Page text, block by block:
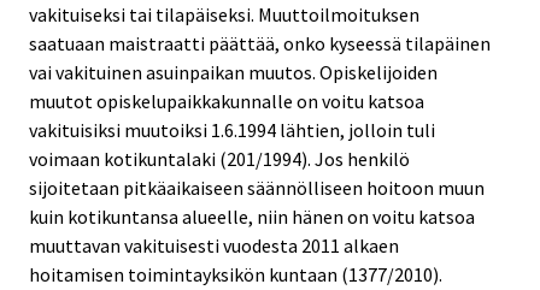
vakituiseksi tai tilapäiseksi. Muuttoilmoituksen
saatuaan maistraatti päättää, onko kyseessä tilapäinen
vai vakituinen asuinpaikan muutos. Opiskelijoiden
muutot opiskelupaikkakunnalle on voitu katsoa
vakituisiksi muutoiksi 1.6.1994 lähtien, jolloin tuli
voimaan kotikuntalaki (201/1994). Jos henkilö
sijoitetaan pitkäaikaiseen säännölliseen hoitoon muun
kuin kotikuntansa alueelle, niin hänen on voitu katsoa
muuttavan vakituisesti vuodesta 2011 alkaen
hoitamisen toimintayksikön kuntaan (1377/2010).